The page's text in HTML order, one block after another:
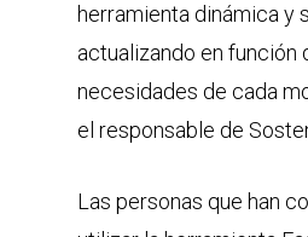
herramienta dinámica y
actualizando en función
necesidades de cada
el responsable de
Las personas que han